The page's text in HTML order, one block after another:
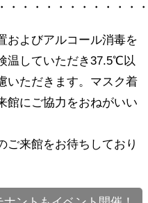
・・・・・・・・・・・
およびアルコール消毒を
温していただき37.5℃以
いただきます。マスク着
館にご協力をおねがいい
ご来館をお待ちしており